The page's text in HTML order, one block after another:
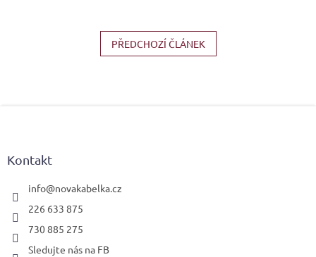
PŘEDCHOZÍ ČLÁNEK
Kontakt
info@novakabelka.cz
226 633 875
730 885 275
Sledujte nás na FB